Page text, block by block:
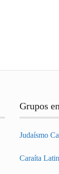
Grupos
Judaísmo
Caraíta